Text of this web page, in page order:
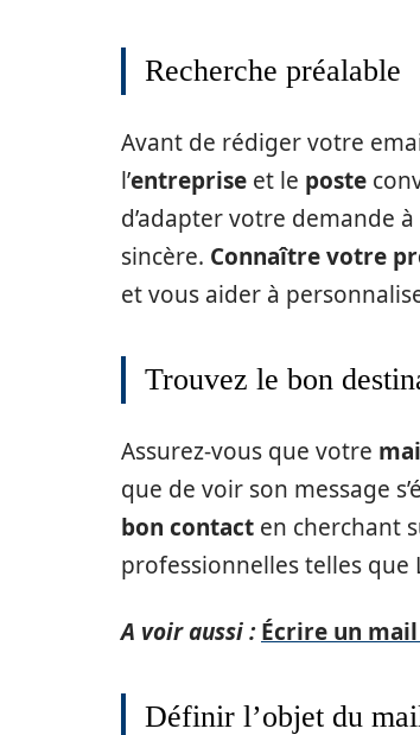
Recherche préalable
Avant de rédiger votre
l’entreprise et le poste
d’adapter votre demande
sincère. Connaître votre
et vous aider à
Trouvez le bon
Assurez-vous que votre
que de voir son message
bon contact en cherchant
professionnelles telles que
A voir aussi : Écrire un
Définir l’objet du